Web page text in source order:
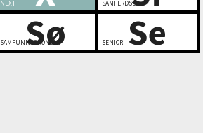
NEXT SAMFERDSEL
Sø
SAMFUNNSØKONOMI Se
SENIOR